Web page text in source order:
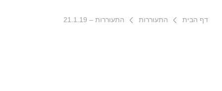
דף הבית התעוררות התעוררות – 21.1.19